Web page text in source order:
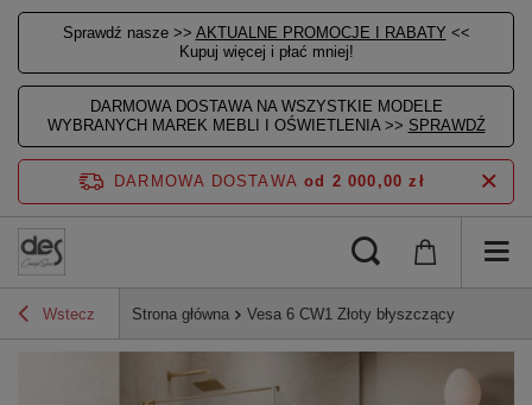
Sprawdź nasze >> AKTUALNE PROMOCJE I RABATY <<
Kupuj więcej i płać mniej!
DARMOWA DOSTAWA NA WSZYSTKIE MODELE
WYBRANYCH MAREK MEBLI I OŚWIETLENIA >> SPRAWDŹ
DARMOWA DOSTAWA od 2 000,00 zł
Wstecz Strona główna Vesa 6 CW1 Złoty błyszczący